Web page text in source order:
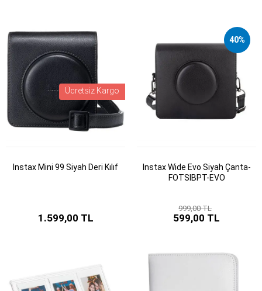
Ücretsiz Kargo
Instax Mini 99 Siyah Deri Kılıf
1.599,00 TL
40%
Instax Wide Evo Siyah Çanta-
FOTSIBPT-EVO
999,00 TL
599,00 TL